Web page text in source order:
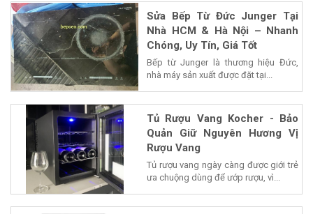
Sửa Bếp Từ Đức Junger Tại
Nhà HCM & Hà Nội – Nhanh
Chóng, Uy Tín, Giá Tốt
Bếp từ Junger là thương hiệu Đức,
nhà máy sản xuất được đặt tại...
Tủ Rượu Vang Kocher - Bảo
Quản Giữ Nguyên Hương Vị
Rượu Vang
Tủ rượu vang ngày càng được giới trẻ
ưa chuộng dùng để ướp rượu, vì...